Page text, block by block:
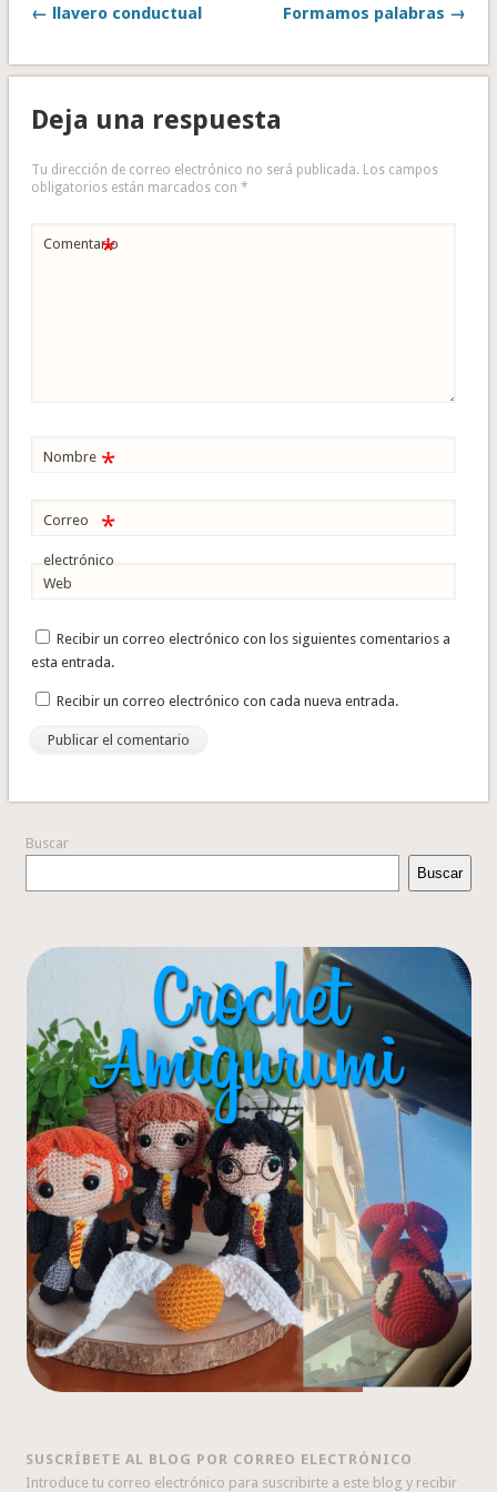
← llavero conductual Formamos palabras →
Deja una respuesta
Tu dirección de correo electrónico no será publicada. Los campos
obligatorios están marcados con *
Comentario
*
Nombre *
Correo
electrónico
*
Web
Recibir un correo electrónico con los siguientes comentarios a
esta entrada.
Recibir un correo electrónico con cada nueva entrada.
Buscar
Buscar
SUSCRÍBETE AL BLOG POR CORREO ELECTRÓNICO
Introduce tu correo electrónico para suscribirte a este blog y recibir